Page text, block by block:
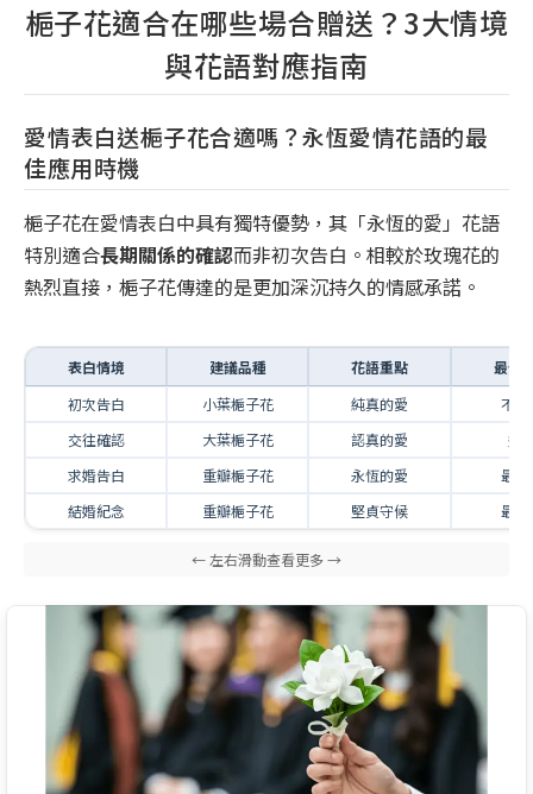
梔子花適合在哪些場合贈送？3大情境
與花語對應指南
愛情表白送梔子花合適嗎？永恆愛情花語的最
佳應用時機
梔子花在愛情表白中具有獨特優勢，其「永恆的愛」花語
特別適合長期關係的確認而非初次告白。相較於玫瑰花的
熱烈直接，梔子花傳達的是更加深沉持久的情感承諾。
表白情境 建議品種 花語重點
最佳
初次告白
小葉梔子花 純真的愛
不建
交往確認
大葉梔子花 認真的愛
適
求婚告白
重瓣梔子花 永恆的愛
最適
結婚紀念
重瓣梔子花 堅貞守候 最適